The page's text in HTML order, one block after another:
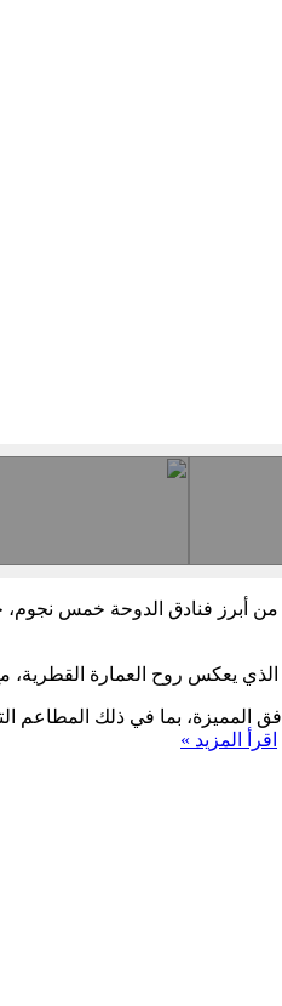
أبرز فنادق الدوحة خمس
الذي يعكس روح العمارة
المميزة، بما في ذلك المطاعم
اقرأ المزيد »